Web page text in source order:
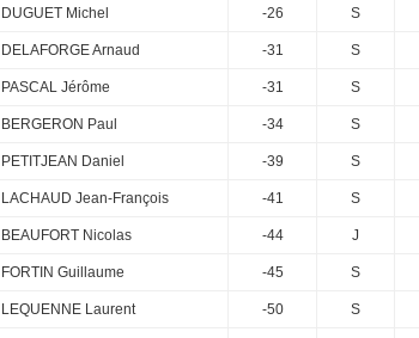
DUGUET Michel -26 S
DELAFORGE Arnaud -31 S
PASCAL Jérôme -31 S
BERGERON Paul -34 S
PETITJEAN Daniel -39 S
LACHAUD Jean-François -41 S
BEAUFORT Nicolas -44 J
FORTIN Guillaume -45 S
LEQUENNE Laurent -50 S